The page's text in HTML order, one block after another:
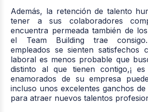
Además, la retención de talento
tener a sus colaboradores
encuentra permeada también de
el Team Building trae
empleados se sienten satisfechos
laboral es menos probable que
distinto al que tienen contigo,¡
enamorados de su empresa
incluso unos excelentes ganchos
para atraer nuevos talentos